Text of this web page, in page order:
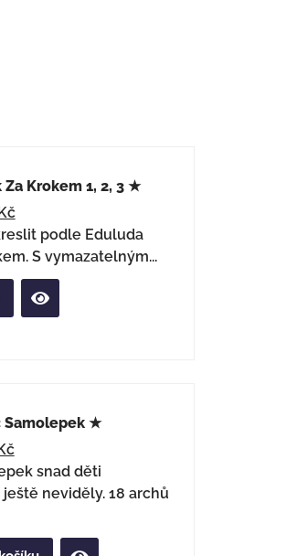
Za Krokem 1, 2, 3 ★
podle Eduluda
S vymazatelným...
Samolepek ★
snad děti
neviděly. 18 archů